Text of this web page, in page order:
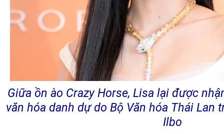
Giữa ồn ào Crazy Horse, Lisa lại được
văn hóa danh dự do Bộ Văn hóa Thái Lan
Ilbo